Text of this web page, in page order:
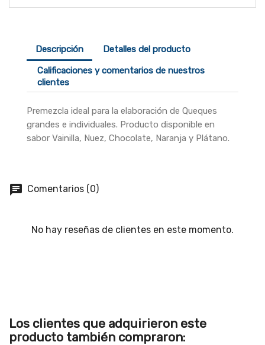
Descripción
Detalles del producto
Calificaciones y comentarios de nuestros
clientes
Premezcla ideal para la elaboración de Queques
grandes e individuales. Producto disponible en
sabor Vainilla, Nuez, Chocolate, Naranja y Plátano.
Comentarios (0)
No hay reseñas de clientes en este momento.
Los clientes que adquirieron este
producto también compraron: